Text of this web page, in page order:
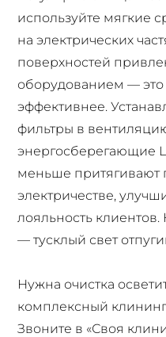
используйте мягкие
на электрических
поверхностей
оборудованием — это
эффективнее.
фильтры в
энергосберегающие
меньше притягивают
электричестве,
лояльность
— тусклый свет
Нужна очистка
комплексный
Звоните в «Своя